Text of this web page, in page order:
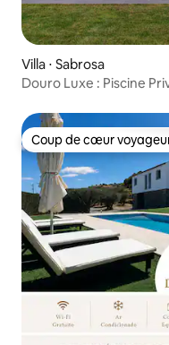
Villa ⋅ Sabrosa
Douro Luxe : Piscine
Coup de cœur
Coup de cœur